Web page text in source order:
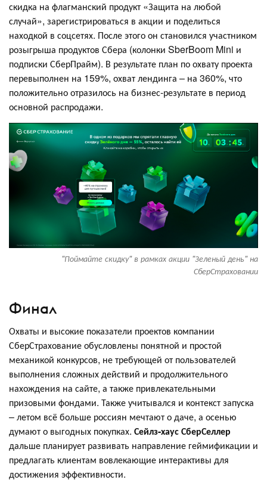
скидка на флагманский продукт «Защита на любой
случай», зарегистрироваться в акции и поделиться
находкой в соцсетях. После этого он становился участником
розыгрыша продуктов Сбера (колонки SberBoom Mini и
подписки СберПрайм). В результате план по охвату проекта
перевыполнен на 159%, охват лендинга – на 360%, что
положительно отразилось на бизнес-результате в период
основной распродажи.
"Поймайте скидку" в рамках акции "Зеленый день" на
СберСтраховании
Финал
Охваты и высокие показатели проектов компании
СберСтрахование обусловлены понятной и простой
механикой конкурсов, не требующей от пользователей
выполнения сложных действий и продолжительного
нахождения на сайте, а также привлекательными
призовыми фондами. Также учитывался и контекст запуска
– летом всё больше россиян мечтают о даче, а осенью
думают о выгодных покупках. Сейлз-хаус СберСеллер
дальше планирует развивать направление геймификации и
предлагать клиентам вовлекающие интерактивы для
достижения эффективности.